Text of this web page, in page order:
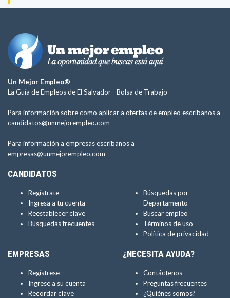
Un Mejor Empleo®
La Guía de Empleos de El Salvador - Bolsa de Trabajo
Para información sobre como aplicar a ofertas de empleo escríbanos a
candidatos@unmejorempleo.com
Para información a empresas escríbanos a
empresas@unmejorempleo.com
CANDIDATOS
Regístrate
Ingresa a tu cuenta
Reestablecer clave
Búsquedas frecuentes
Búsquedas por
Departamento
Buscar empleo
Términos de uso
Política de privacidad
EMPRESAS
Regístrese
Ingrese a su cuenta
Recordar clave
¿NECESITA AYUDA?
Contáctenos
Preguntas frecuentes
¿Quiénes somos?